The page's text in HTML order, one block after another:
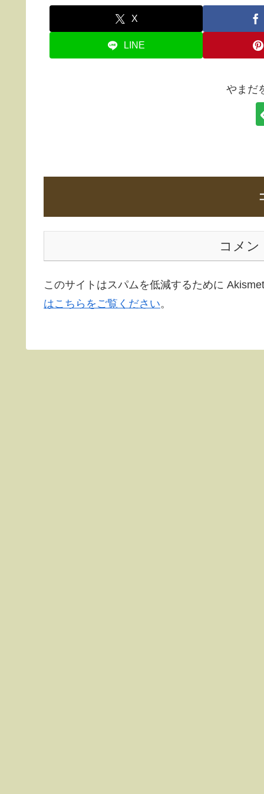
X
LINE
やまだ
コメン
このサイトはスパムを低減するために
はこちらをご覧ください。